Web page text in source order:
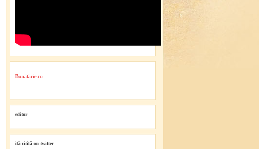
Bunătărie.ro
editor
ilă citilă on twitter